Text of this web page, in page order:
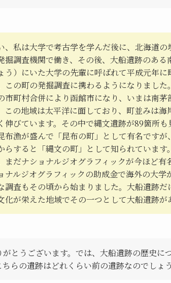
、私は大学で考古学を学んだ後に、北海道
掘調査機関で働き、その後、大船遺跡のあ
う）にいた大学の先輩に呼ばれて平成元年
この町の発掘調査に携わるようになりまし
市町村合併により函館市になり、いまは南茅
この地域は太平洋に面しており、町並みは海
伸びています。その中で縄文遺跡が89箇所
布漁が盛んで「昆布の町」として有名ですが
らすると「縄文の町」として知られていま
まだナショナルジオグラフィックが今ほど有
ナルジオグラフィックの助成金で海外の大
調査もその頃から始まりました。大船遺跡
化が栄えた地域でその一つとして大船遺跡が
がとうございます。では、大船遺跡の歴史に
らの遺跡はどれくらい前の遺跡なのでしょう